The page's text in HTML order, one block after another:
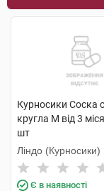
Курносики Соска
кругла M від 3
шт
Ліндо (Курносики)
Є в наявності